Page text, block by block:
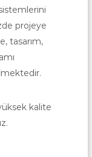
projeye
tasarım,
kalite